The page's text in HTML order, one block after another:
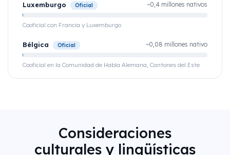
Luxemburgo Oficial ~0,4 millones nativos
Cooficial con Francia y Luxemburgo
Bélgica Oficial ~0,08 millones nativo
Cooficial en la Comunidad de Habla Alemana, Cantones del Este
Consideraciones
culturales y lingüísticas